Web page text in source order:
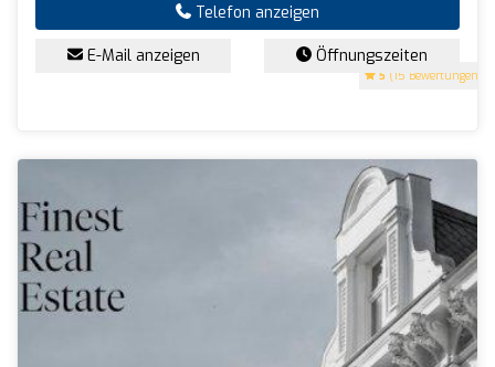
5 (15 Bewertungen)
Telefon anzeigen
E-Mail anzeigen Öffnungszeiten